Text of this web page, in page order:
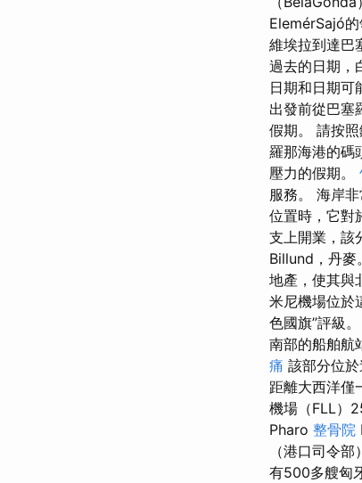
ElemérSajó
維埃拉到達巴
過去的日期，
日期和日期可
出發前從巴塞
假期。 請按
羅那海港的碼
壓力的假期。
服務。 海岸
位置時，它對
支上開業，該
Billund，丹麥
地產，使其與
米尼機場位於
色國旗”評級。
南部的船舶航
痛 該部分位
距離大西洋僅
機場（FLL）
Pharo 整骨院
（港口司令
有500多艘匈